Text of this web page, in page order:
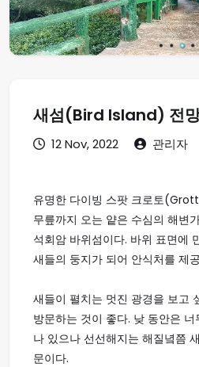
새섬(Bird Island) 전
12 Nov, 2022 관리자
유명한 다이빙 스팟 크로토
무릎까지 오는 얕은 수심의 해변
석회암 바위섬이다. 바위 표면에
새들의 둥지가 되어 안식처를 제
새들이 펼치는 멋진 광경을 보고
방문하는 것이 좋다. 낮 동안은
나 있으나 선선해지는 해질녘쯤
문이다.